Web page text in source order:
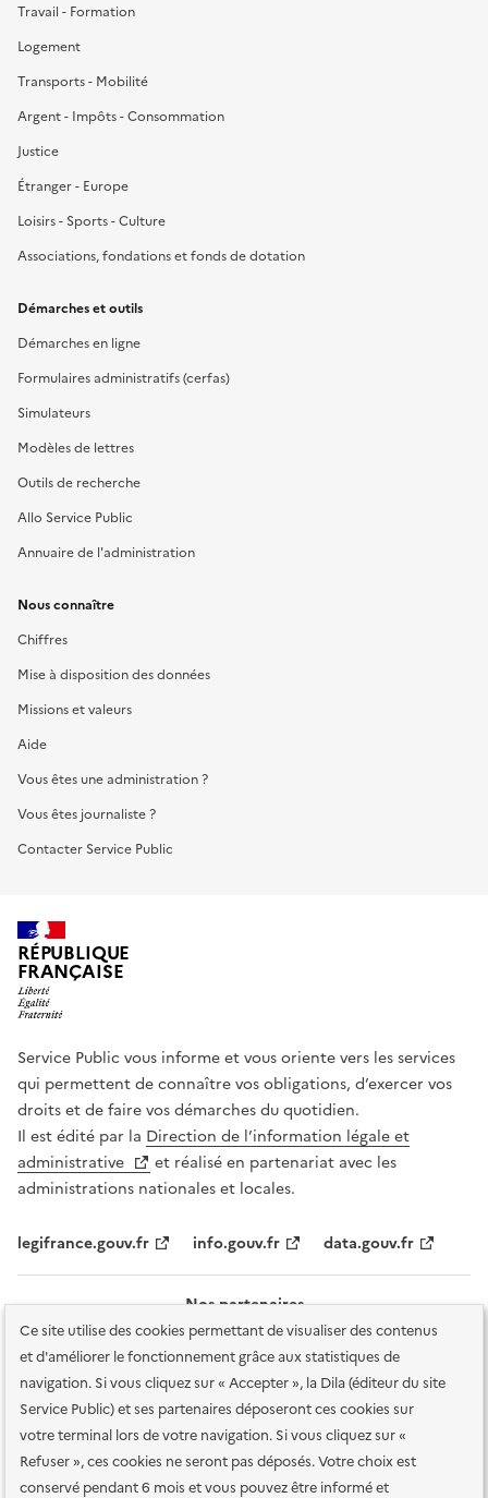
Ce site utilise des cookies permettant de visualiser des contenus
et d'améliorer le fonctionnement grâce aux statistiques de
navigation. Si vous cliquez sur « Accepter », la Dila (éditeur du site
Service Public) et ses partenaires déposeront ces cookies sur
votre terminal lors de votre navigation. Si vous cliquez sur «
Refuser », ces cookies ne seront pas déposés. Votre choix est
conservé pendant 6 mois et vous pouvez être informé et
Travail - Formation
Logement
Transports - Mobilité
Argent - Impôts - Consommation
Justice
Étranger - Europe
Loisirs - Sports - Culture
Associations, fondations et fonds de dotation
Démarches et outils
Démarches en ligne
Formulaires administratifs (cerfas)
Simulateurs
Modèles de lettres
Outils de recherche
Allo Service Public
Annuaire de l'administration
Nous connaître
Chiffres
Mise à disposition des données
Missions et valeurs
Aide
Vous êtes une administration ?
Vous êtes journaliste ?
Contacter Service Public
RÉPUBLIQUE
FRANÇAISE
Service Public vous informe et vous oriente vers les services
qui permettent de connaître vos obligations, d’exercer vos
droits et de faire vos démarches du quotidien.
Il est édité par la Direction de l’information légale et
administrative
et réalisé en partenariat avec les
administrations nationales et locales.
legifrance.gouv.fr info.gouv.fr data.gouv.fr
Nos partenaires
Plan du site Accessibilité : totalement conforme
Accessibilité des
services en ligne Mentions légales Données personnelles et sécurité